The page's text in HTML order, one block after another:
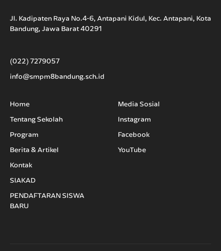
Jl. Kadipaten Raya No.4-6, Antapani Kidul, Kec. Antapani, Kota
Bandung, Jawa Barat 40291
(022) 7279057
info@smpm8bandung.sch.id
Home
Tentang Sekolah
Program
Berita & Artikel
Kontak
SIAKAD
PENDAFTARAN SISWA
BARU
Media Sosial
Instagram
Facebook
YouTube